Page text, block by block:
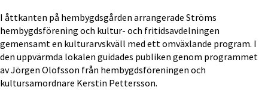
I åttkanten på hembygdsgården arrangerade Ströms
hembygdsförening och kultur- och fritidsavdelningen
gemensamt en kulturarvskväll med ett omväxlande program. I
den uppvärmda lokalen guidades publiken genom programmet
av Jörgen Olofsson från hembygdsföreningen och
kultursamordnare Kerstin Pettersson.